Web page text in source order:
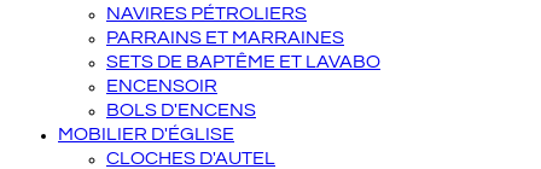
NAVIRES PÉTROLIERS
PARRAINS ET MARRAINES
SETS DE BAPTÊME ET LAVABO
ENCENSOIR
BOLS D'ENCENS
MOBILIER D'ÉGLISE
CLOCHES D'AUTEL